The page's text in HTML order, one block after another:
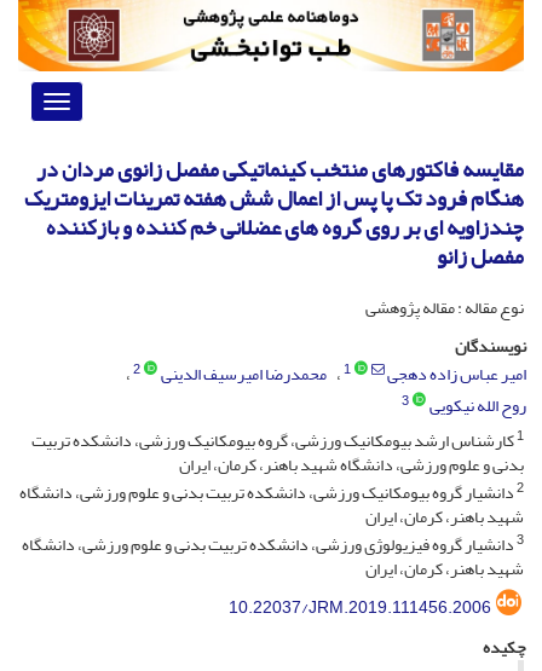
Toggle
مقایسه فاکتورهای منتخب کینماتیکی مفصل زانوی مردان در
هنگام فرود تک پا پس از اعمال شش هفته تمرینات ایزومتریک
چندزاویه ای بر روی گروه های عضلانی خم کننده و بازکننده
مفصل زانو
نوع مقاله : مقاله پژوهشی
نویسندگان
امیر عباس زاده دهجی
1 محمدرضا امیرسیف الدینی 2
روح الله نیکویی
3
1کارشناس ارشد بیومکانیک ورزشی، گروه بیومکانیک ورزشی، دانشکده تربیت
بدنی و علوم ورزشی، دانشگاه شهید باهنر، کرمان، ایران
2دانشیار گروه بیومکانیک ورزشی، دانشکده تربیت بدنی و علوم ورزشی، دانشگاه
شهید باهنر، کرمان، ایران
3دانشیار گروه فیزیولوژی ورزشی، دانشکده تربیت بدنی و علوم ورزشی، دانشگاه
شهید باهنر، کرمان، ایران
10.22037/JRM.2019.111456.2006
چکیده